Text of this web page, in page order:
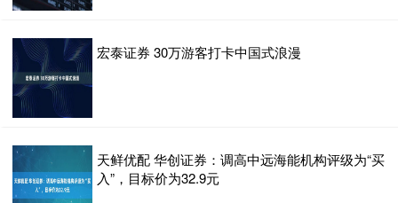
宏泰证券 30万游客打卡中国式浪漫
天鲜优配 华创证券：调高中远海能机构评级为“买
入”，目标价为32.9元